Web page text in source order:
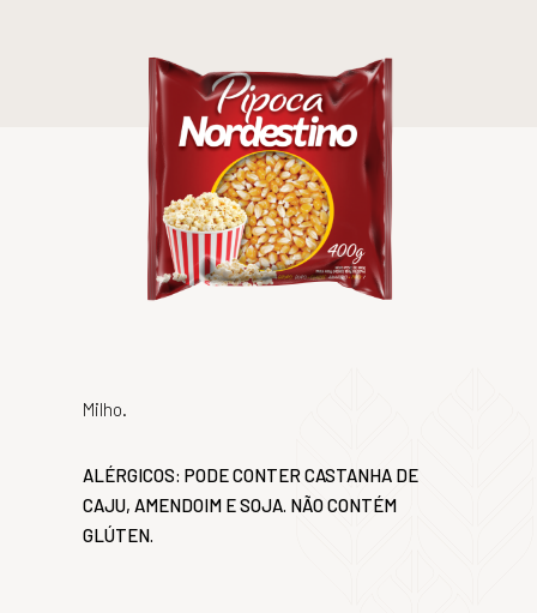
Milho.
ALÉRGICOS: PODE CONTER CASTANHA DE
CAJU, AMENDOIM E SOJA. NÃO CONTÉM
GLÚTEN.